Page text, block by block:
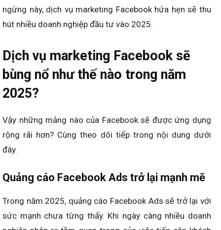
ngừng này, dịch vụ marketing Facebook​ hứa hẹn sẽ thu
hút nhiều doanh nghiệp đầu tư vào 2025.
Dịch vụ marketing Facebook sẽ
bùng nổ như thế nào trong năm
2025?
Vậy những mảng nào của Facebook sẽ được ứng dụng
rộng rãi hơn? Cùng theo dõi tiếp trong nội dung dưới
đây.
Quảng cáo Facebook Ads trở lại mạnh mẽ
Trong năm 2025, quảng cáo Facebook Ads sẽ trở lại với
sức mạnh chưa từng thấy. Khi ngày càng nhiều doanh